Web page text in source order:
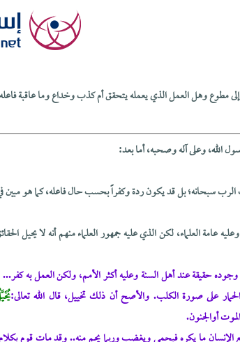
مطوع وهل العمل الذي يعمله يتحقق أم كذب وخداع وما عاقبة
الله، وعلى آله وصحبه، أما بعد:
سبحانه؛ بل قد يكون ردة وكفراً بحسب حال فاعله، كما هو مبين
العلماء، لكن الذي عليه جمهور العلماء منهم أنه لا يحيل
حقيقة عند أهل السنة وعليه أكثر الأمم، ولكن العمل به
على صورة الكلب. والأصح أن ذلك تخييل، قال الله تعالى: